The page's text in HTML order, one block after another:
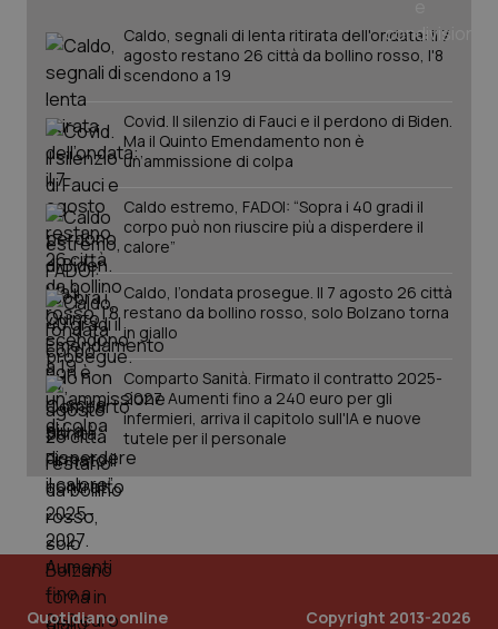
Caldo, segnali di lenta ritirata dell'ondata: il 7
agosto restano 26 città da bollino rosso, l'8
scendono a 19
Covid. Il silenzio di Fauci e il perdono di Biden.
Ma il Quinto Emendamento non è
un’ammissione di colpa
Caldo estremo, FADOI: “Sopra i 40 gradi il
corpo può non riuscire più a disperdere il
calore”
Caldo, l’ondata prosegue. Il 7 agosto 26 città
restano da bollino rosso, solo Bolzano torna
in giallo
Comparto Sanità. Firmato il contratto 2025-
2027. Aumenti fino a 240 euro per gli
infermieri, arriva il capitolo sull'IA e nuove
tutele per il personale
Quotidiano online
Copyright 2013-2026
_ga